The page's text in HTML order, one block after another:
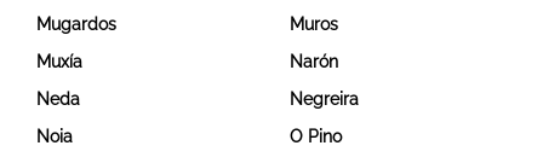
Mugardos
Muros
Muxía
Narón
Neda
Negreira
Noia
O Pino